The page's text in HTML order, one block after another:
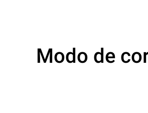
Modo de